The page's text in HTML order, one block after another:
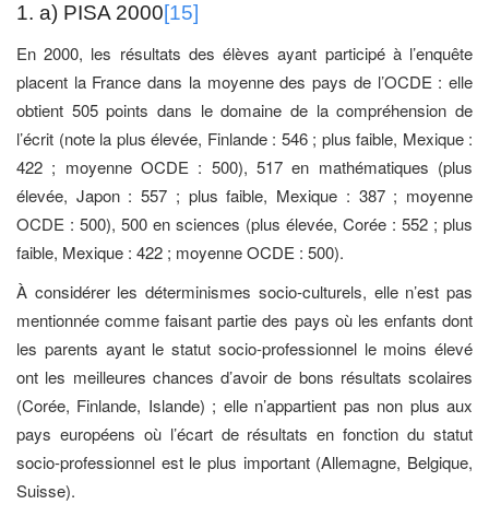
1. a) PISA 2000[15]
En 2000, les résultats des élèves ayant participé à l’enquête
placent la France dans la moyenne des pays de l’OCDE : elle
obtient 505 points dans le domaine de la compréhension de
l’écrit (note la plus élevée, Finlande : 546 ; plus faible, Mexique :
422 ; moyenne OCDE : 500), 517 en mathématiques (plus
élevée, Japon : 557 ; plus faible, Mexique : 387 ; moyenne
OCDE : 500), 500 en sciences (plus élevée, Corée : 552 ; plus
faible, Mexique : 422 ; moyenne OCDE : 500).
À considérer les déterminismes socio-culturels, elle n’est pas
mentionnée comme faisant partie des pays où les enfants dont
les parents ayant le statut socio-professionnel le moins élevé
ont les meilleures chances d’avoir de bons résultats scolaires
(Corée, Finlande, Islande) ; elle n’appartient pas non plus aux
pays européens où l’écart de résultats en fonction du statut
socio-professionnel est le plus important (Allemagne, Belgique,
Suisse).